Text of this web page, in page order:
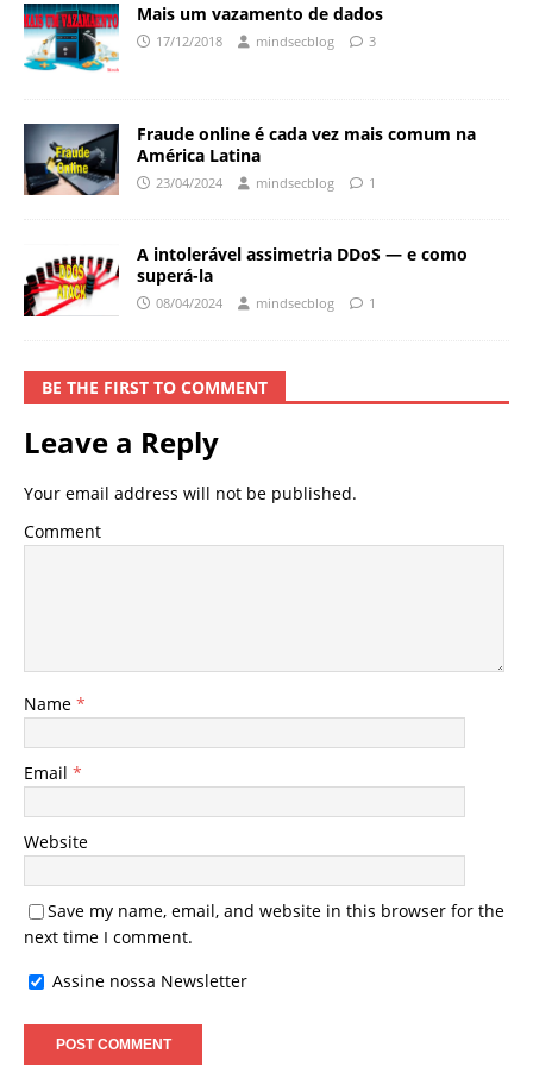
Mais um vazamento de dados
17/12/2018 mindsecblog 3
Fraude online é cada vez mais comum na
América Latina
23/04/2024 mindsecblog 1
A intolerável assimetria DDoS — e como
superá-la
08/04/2024 mindsecblog 1
BE THE FIRST TO COMMENT
Leave a Reply
Your email address will not be published.
Comment
Name *
Email *
Website
Save my name, email, and website in this browser for the
next time I comment.
Assine nossa Newsletter